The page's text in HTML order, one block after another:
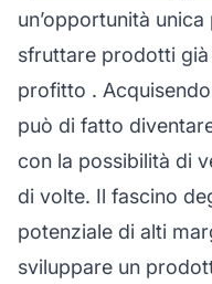
un’opportunità
sfruttare prodotti
profitto .
può di fatto
con la possibilità di
di volte. Il fascino
potenziale di alti
sviluppare un